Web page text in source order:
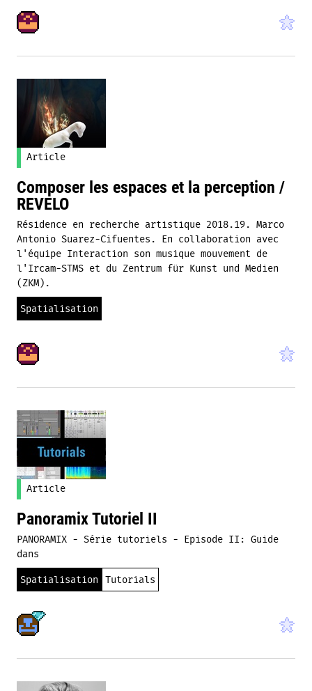
Article
Composer les espaces et la perception /
REVELO
Résidence en recherche artistique 2018.19. Marco
Antonio Suarez-Cifuentes. En collaboration avec
l'équipe Interaction son musique mouvement de
l'Ircam-STMS et du Zentrum für Kunst und Medien
(ZKM).
Spatialisation
Article
Panoramix Tutoriel II
PANORAMIX - Série tutoriels - Episode II: Guide
dans
Spatialisation Tutorials